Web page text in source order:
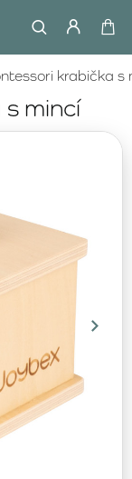
mincí
krabička s